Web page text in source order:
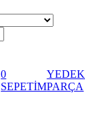
0
SEPETİM
YEDEK
PARÇA